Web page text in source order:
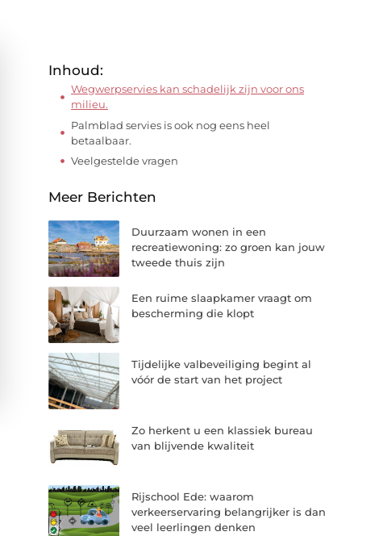
Inhoud:
Wegwerpservies kan schadelijk zijn voor ons
milieu.
Palmblad servies is ook nog eens heel
betaalbaar.
Veelgestelde vragen
Meer Berichten
Duurzaam wonen in een
recreatiewoning: zo groen kan jouw
tweede thuis zijn
Een ruime slaapkamer vraagt om
bescherming die klopt
Tijdelijke valbeveiliging begint al
vóór de start van het project
Zo herkent u een klassiek bureau
van blijvende kwaliteit
Rijschool Ede: waarom
verkeerservaring belangrijker is dan
veel leerlingen denken